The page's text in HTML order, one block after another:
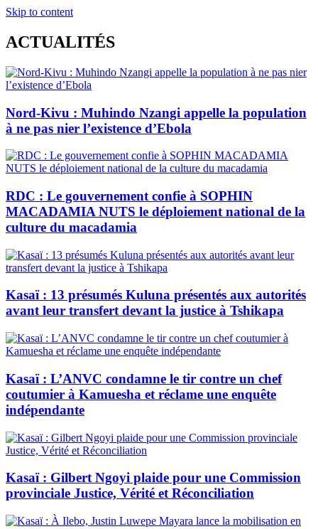
Skip to content
ACTUALITÉS
Nord-Kivu : Muhindo Nzangi appelle la population
à ne pas nier l’existence d’Ebola
RDC : Le gouvernement confie à SOPHIN
MACADAMIA NUTS le déploiement national de la
culture du macadamia
Kasaï : 13 présumés Kuluna présentés aux autorités
avant leur transfert devant la justice à Tshikapa
Kasaï : L’ANVC condamne le tir contre un chef
coutumier à Kamuesha et réclame une enquête
indépendante
Kasaï : Gilbert Ngoyi plaide pour une Commission
provinciale Justice, Vérité et Réconciliation